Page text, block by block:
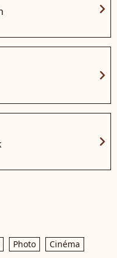
chevron_right
chevron_right
chevron_right
Photo
Cinéma